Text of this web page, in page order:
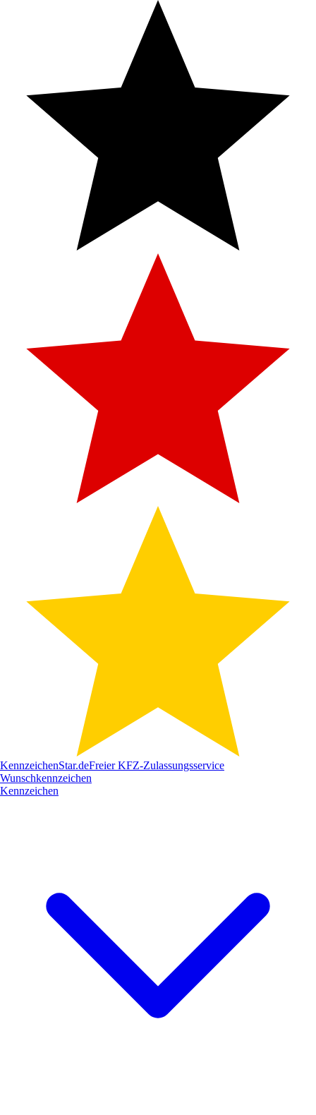
KennzeichenStar.deFreier KFZ-Zulassungsservice
Wunschkennzeichen
Kennzeichen